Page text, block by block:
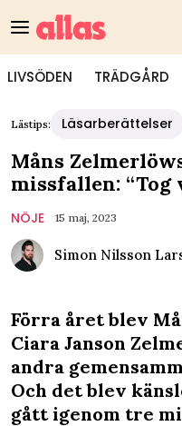
LIVSÖDEN TRÄDGÅRD
Lästips: Läsarberättelser
Måns
missfallen: “Tog
NÖJE 15 maj, 2023
Simon Nilsson
Förra året blev
Ciara Janson
andra
Och det blev
gått igenom tre